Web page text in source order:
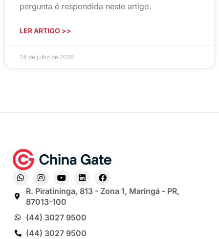
pergunta é respondida neste artigo.
LER ARTIGO >>
24 de julho de 2026
R. Piratininga, 813 - Zona 1, Maringá - PR,
87013-100
(44) 3027 9500
(44) 3027 9500